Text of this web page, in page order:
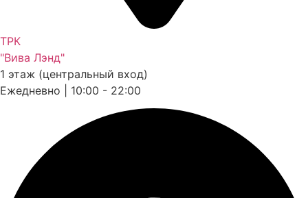
ТРК
"Вива Лэнд"
1 этаж (центральный вход)
Ежедневно | 10:00 - 22:00